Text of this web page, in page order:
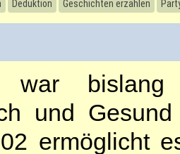
Deduktion Geschichten erzählen
war
und
ermöglicht